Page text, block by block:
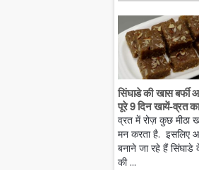
सिंघाडे की खास बर्फी
पूरे 9 दिन खायें-व्रत
व्रत में रोज़ कुछ मीठा
मन करता है. इसलिए
बनाने जा रहे हैं
की ...